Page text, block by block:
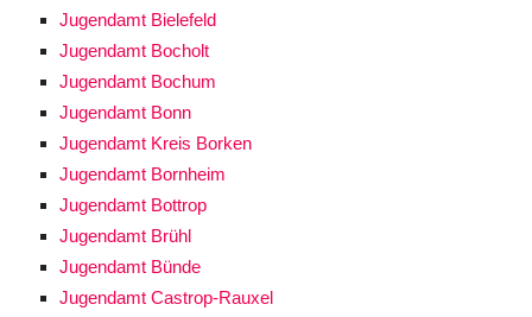
Jugendamt Bielefeld
Jugendamt Bocholt
Jugendamt Bochum
Jugendamt Bonn
Jugendamt Kreis Borken
Jugendamt Bornheim
Jugendamt Bottrop
Jugendamt Brühl
Jugendamt Bünde
Jugendamt Castrop-Rauxel